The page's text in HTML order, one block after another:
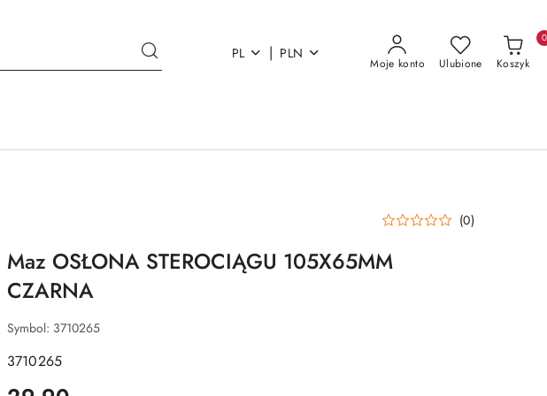
PL | PLN
Moje konto Ulubione Koszyk
0
(0)
Maz OSŁONA STEROCIĄGU 105X65MM
CZARNA
Symbol: 3710265
3710265